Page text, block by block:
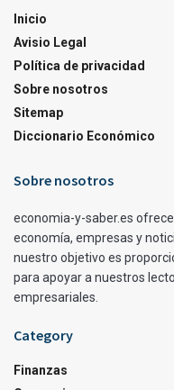
Inicio
Avisio Legal
Política de privacidad
Sobre nosotros
Sitemap
Diccionario Económico
Sobre nosotros
economia-y-saber.es
economía, empresas y
nuestro objetivo es
para apoyar a nuestros
empresariales.
Category
Finanzas